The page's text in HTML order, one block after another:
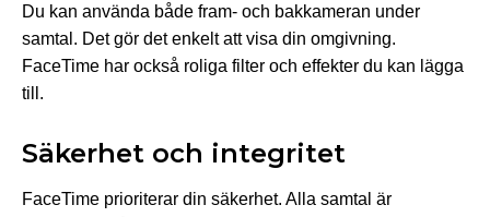
Du kan använda både fram- och bakkameran under
samtal. Det gör det enkelt att visa din omgivning.
FaceTime har också roliga filter och effekter du kan lägga
till.
Säkerhet och integritet
FaceTime prioriterar din säkerhet. Alla samtal är